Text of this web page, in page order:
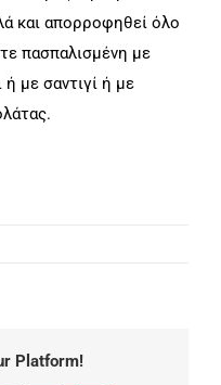
και απορροφηθεί όλο
πασπαλισμένη με
με σαντιγί ή με
Platform!